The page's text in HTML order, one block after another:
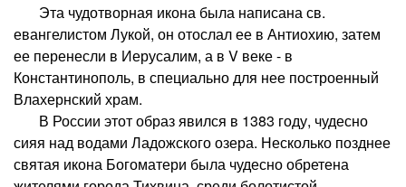
Эта чудотворная икона была написана св.
евангелистом Лукой, он отослал ее в Антиохию, затем
ее перенесли в Иерусалим, а в V веке - в
Константинополь, в специально для нее построенный
Влахернский храм.
В России этот образ явился в 1383 году, чудесно
сияя над водами Ладожского озера. Несколько позднее
святая икона Богоматери была чудесно обретена